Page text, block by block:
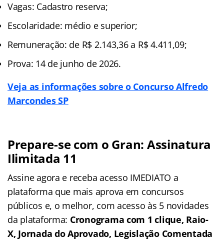
Vagas: Cadastro reserva;
Escolaridade: médio e superior;
Remuneração: de R$ 2.143,36 a R$ 4.411,09;
Prova: 14 de junho de 2026.
Veja as informações sobre o Concurso Alfredo
Marcondes SP
Prepare-se com o Gran: Assinatura
Ilimitada 11
Assine agora e receba acesso IMEDIATO a
plataforma que mais aprova em concursos
públicos e, o melhor, com acesso às 5 novidades
da plataforma: Cronograma com 1 clique, Raio-
X, Jornada do Aprovado, Legislação Comentada